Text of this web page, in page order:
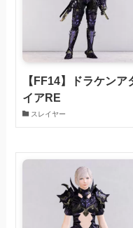
【FF14】ドラケンア
イアRE
スレイヤー